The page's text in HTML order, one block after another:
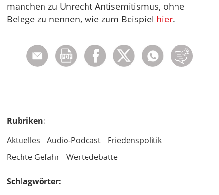
manchen zu Unrecht Antisemitismus, ohne
Belege zu nennen, wie zum Beispiel hier.
Rubriken:
Aktuelles
Audio-Podcast
Friedenspolitik
Rechte Gefahr
Wertedebatte
Schlagwörter: